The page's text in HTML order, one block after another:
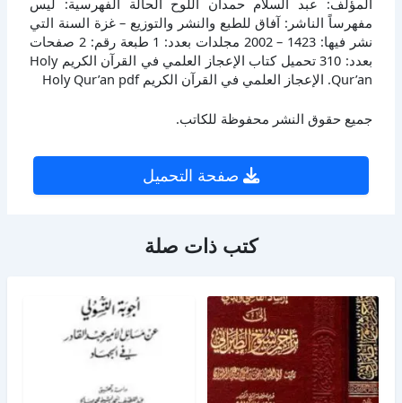
مفهرساً الناشر: آفاق للطبع والنشر والتوزيع – غزة السنة التي
نشر فيها: 1423 – 2002 مجلدات بعدد: 1 طبعة رقم: 2 صفحات
بعدد: 310 تحميل كتاب الإعجاز العلمي في القرآن الكريم Holy
Qur’an. الإعجاز العلمي في القرآن الكريم Holy Qur’an pdf
جميع حقوق النشر محفوظة للكاتب.
صفحة التحميل
كتب ذات صلة